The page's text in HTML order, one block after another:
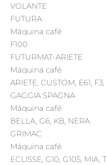
VOLANTE
FUTURA
Máquina café
F100
FUTURMAT-ARIETE
Máquina café
ARIETE, CUSTOM, E61,
GAGGIA SPAGNA
Máquina café
BELLA, G6, KB, NERA
GRIMAC
Máquina café
ECLISSE, G10, G105, MIA,